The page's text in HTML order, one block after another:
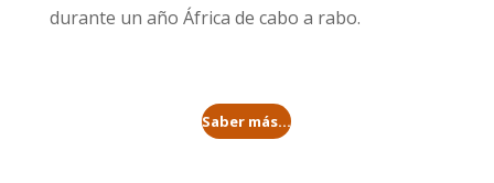
durante un año África de cabo a rabo.
Saber más...